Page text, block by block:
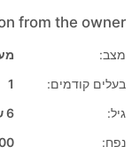
from the owner
מצב:
בעלים קודמים:
1
גיל:
6 שנים
נפח: